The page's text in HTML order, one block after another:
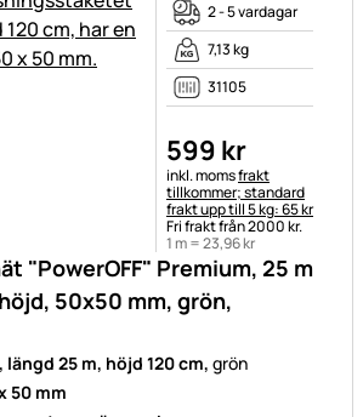
"PowerOFF" Premium, 25 m
50x50 mm, grön,
25 m, höjd 120 cm, grön
50 mm
2 - 5 vardagar
7,13 kg
31105
599 kr
Skatteinformation:
inkl. momsfrakt
tillkommer; standard
frakt upp till 5 kg: 65 kr
Fri frakt från 2000 kr.
1 m =23,96kr